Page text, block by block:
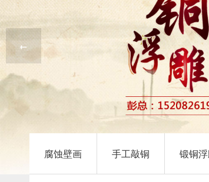
←
腐蚀壁画 手工敲铜 锻铜